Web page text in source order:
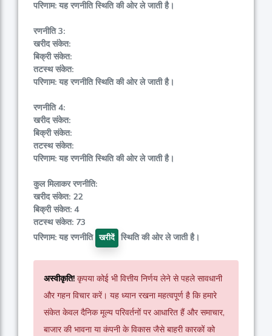
परिणाम: यह रणनीति स्थिति की ओर ले जाती है।
रणनीति 3:
खरीद संकेत:
बिक्री संकेत:
तटस्थ संकेत:
परिणाम: यह रणनीति स्थिति की ओर ले जाती है।
रणनीति 4:
खरीद संकेत:
बिक्री संकेत:
तटस्थ संकेत:
परिणाम: यह रणनीति स्थिति की ओर ले जाती है।
कुल मिलाकर रणनीति:
खरीद संकेत: 22
बिक्री संकेत: 4
तटस्थ संकेत: 73
परिणाम: यह रणनीति खरीदें स्थिति की ओर ले जाती है।
अस्वीकृति! कृपया कोई भी वित्तीय निर्णय लेने से पहले सावधानी
और गहन विचार करें। यह ध्यान रखना महत्वपूर्ण है कि हमारे
संकेत केवल दैनिक मूल्य परिवर्तनों पर आधारित हैं और समाचार,
बाजार की भावना या कंपनी के विकास जैसे बाहरी कारकों को